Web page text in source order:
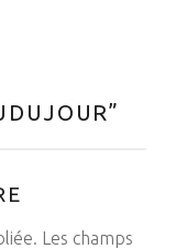
”
Les champs